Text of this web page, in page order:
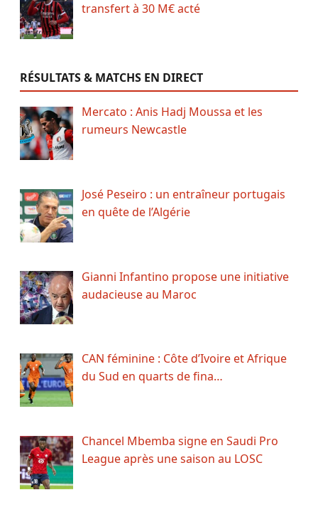
transfert à 30 M€ acté
RÉSULTATS & MATCHS EN DIRECT
Mercato : Anis Hadj Moussa et les
rumeurs Newcastle
José Peseiro : un entraîneur portugais
en quête de l’Algérie
Gianni Infantino propose une initiative
audacieuse au Maroc
CAN féminine : Côte d’Ivoire et Afrique
du Sud en quarts de fina…
Chancel Mbemba signe en Saudi Pro
League après une saison au LOSC